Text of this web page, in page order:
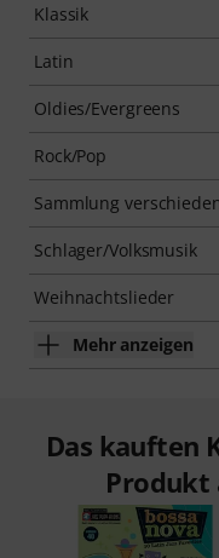
Klassik
Latin
Oldies/Evergreens
Rock/Pop
Sammlung
Schlager/Volksmusik
Weihnachtslieder
Mehr anzeigen
Das kauften
Produkt